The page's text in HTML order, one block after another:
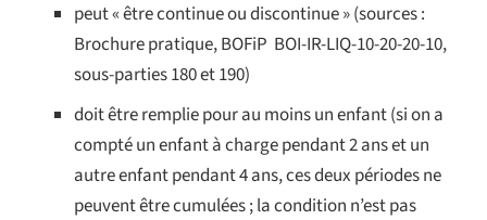
peut « être continue ou discontinue » (sources :
Brochure pratique, BOFiP BOI-IR-LIQ-10-20-20-10,
sous-parties 180 et 190)
doit être remplie pour au moins un enfant (si on a
compté un enfant à charge pendant 2 ans et un
autre enfant pendant 4 ans, ces deux périodes ne
peuvent être cumulées ; la condition n’est pas